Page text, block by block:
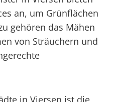
an, um Grünflächen
gehören das Mähen
von Sträuchern und
in Viersen ist die